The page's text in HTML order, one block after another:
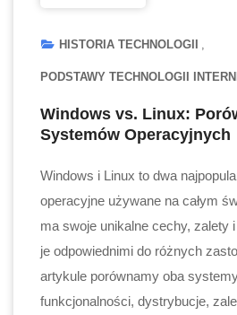
HISTORIA TECHNOLOGII
PODSTAWY TECHNOLOGII
Windows vs. Linux:
Systemów Operacyjnych
Windows i Linux to dwa
operacyjne używane na całym
ma swoje unikalne cechy, zalety
je odpowiednimi do różnych
artykule porównamy oba
funkcjonalności, dystrybucje,